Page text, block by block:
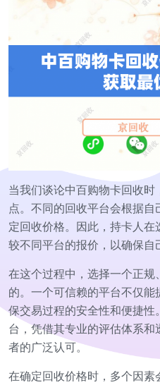
当我们谈论中百购物卡回收
点。不同的回收平台会根据
定回收价格。因此，持卡人
较不同平台的报价，以确保自
在这个过程中，选择一个正
的。一个可信赖的平台不仅
保交易过程的安全性和便捷
台，凭借其专业的评估体系
者的广泛认可。
在确定回收价格时，多个因